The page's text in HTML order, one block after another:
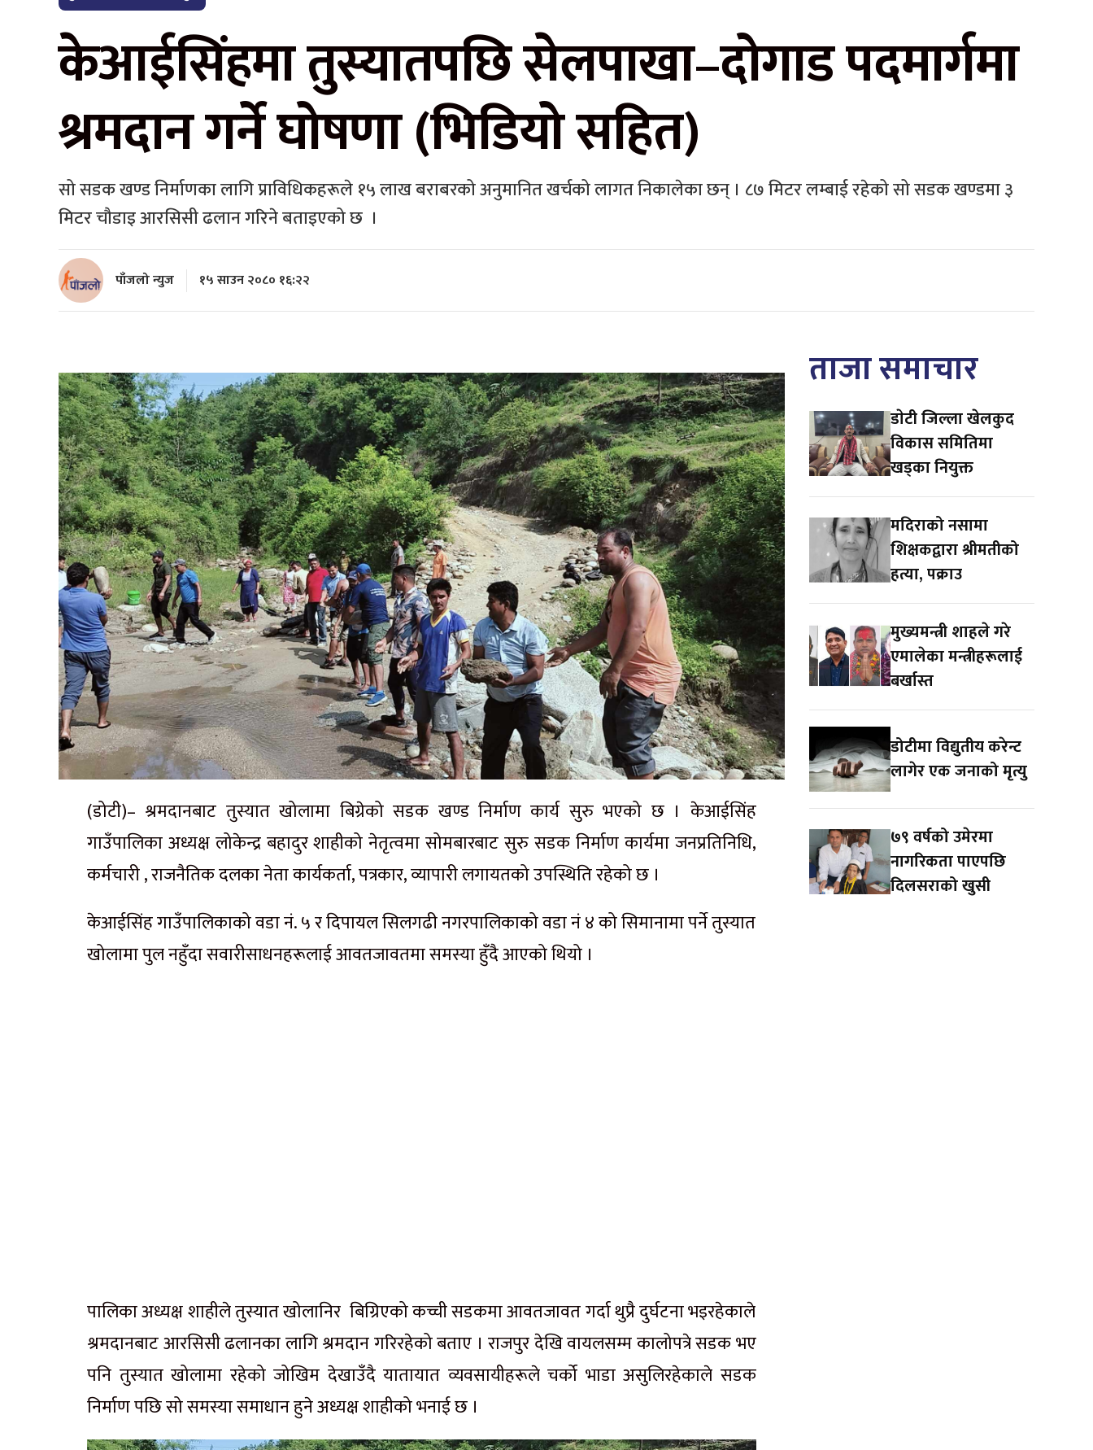
केआईसिंहमा तुस्यातपछि सेलपाखा–दोगाड पदमार्गमा
श्रमदान गर्ने घोषणा (भिडियो सहित)
सो सडक खण्ड निर्माणका लागि प्राविधिकहरूले १५ लाख बराबरको अनुमानित खर्चको लागत निकालेका छन् । ८७ मिटर लम्बाई रहेको सो सडक खण्डमा ३
मिटर चौडाइ आरसिसी ढलान गरिने बताइएको छ ।
पाँजलो न्युज १५ साउन २०८० १६:२२
(डोटी)– श्रमदानबाट तुस्यात खोलामा बिग्रेको सडक खण्ड निर्माण कार्य सुरु भएको छ । केआईसिंह
गाउँपालिका अध्यक्ष लोकेन्द्र बहादुर शाहीको नेतृत्वमा सोमबारबाट सुरु सडक निर्माण कार्यमा जनप्रतिनिधि,
कर्मचारी , राजनैतिक दलका नेता कार्यकर्ता, पत्रकार, व्यापारी लगायतको उपस्थिति रहेको छ ।
केआईसिंह गाउँपालिकाको वडा नं. ५ र दिपायल सिलगढी नगरपालिकाको वडा नं ४ को सिमानामा पर्ने तुस्यात
खोलामा पुल नहुँदा सवारीसाधनहरूलाई आवतजावतमा समस्या हुँदै आएको थियो ।
पालिका अध्यक्ष शाहीले तुस्यात खोलानिर बिग्रिएको कच्ची सडकमा आवतजावत गर्दा थुप्रै दुर्घटना भइरहेकाले
श्रमदानबाट आरसिसी ढलानका लागि श्रमदान गरिरहेको बताए । राजपुर देखि वायलसम्म कालोपत्रे सडक भए
पनि तुस्यात खोलामा रहेको जोखिम देखाउँदै यातायात व्यवसायीहरूले चर्को भाडा असुलिरहेकाले सडक
निर्माण पछि सो समस्या समाधान हुने अध्यक्ष शाहीको भनाई छ ।
ताजा समाचार
डाेटी जिल्ला खेलकुद
विकास समितिमा
खड्का नियुक्त
मदिराको नसामा
शिक्षकद्वारा श्रीमतीको
हत्या, पक्राउ
मुख्यमन्त्री शाहले गरे
एमालेका मन्त्रीहरूलाई
बर्खास्त
डोटीमा विद्युतीय करेन्ट
लागेर एक जनाको मृत्यु
७९ वर्षको उमेरमा
नागरिकता पाएपछि
दिलसराको खुसी